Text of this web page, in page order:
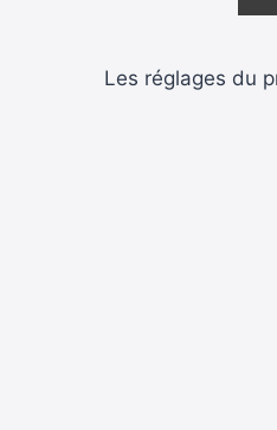
Les réglages du